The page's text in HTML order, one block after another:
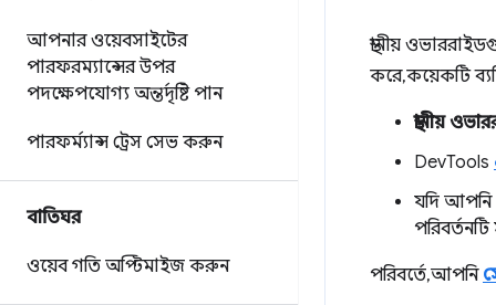
আপনার ওয়েবসাইটের
পারফরম্যান্সের উপর
পদক্ষেপযোগ্য অন্তর্দৃষ্টি পান
পারফর্ম্যান্স ট্রেস সেভ করুন
বাতিঘর
ওয়েব গতি অপ্টিমাইজ করুন
স্থানীয়
করে, কয়েকটি
স্থানীয়
DevTools
যদি আপনি
পরিবর্তে, আপনি